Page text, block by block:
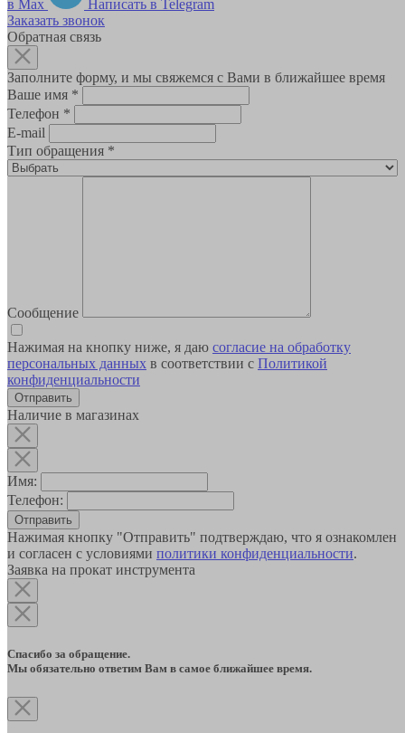
в Max
Написать в Telegram
Заказать звонок
Обратная связь
Заполните форму, и мы свяжемся с Вами в ближайшее время
Ваше имя *
Телефон *
E-mail
Тип обращения *
Сообщение
Нажимая на кнопку ниже, я даю согласие на обработку
персональных данных в соответствии с Политикой
конфиденциальности
Наличие в магазинах
Имя:
Телефон:
Отправить
Нажимая кнопку "Отправить" подтверждаю, что я ознакомлен
и согласен с условиями политики конфиденциальности.
Заявка на прокат инструмента
Спасибо за обращение.
Мы обязательно ответим Вам в самое ближайшее время.